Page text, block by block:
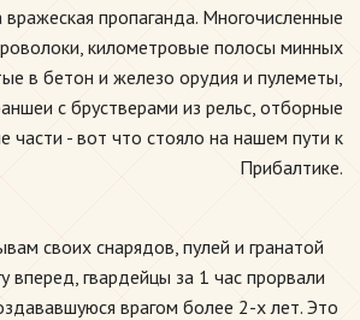
пропаганда. Многочисленные
километровые полосы минных
в бетон и железо орудия и пулеметы,
с брустверами из рельс, отборные
части - вот что стояло на нашем пути к
Прибалтике.
своих снарядов, пулей и гранатой
вперед, гвардейцы за 1 час прорвали
врагом более 2-х лет. Это